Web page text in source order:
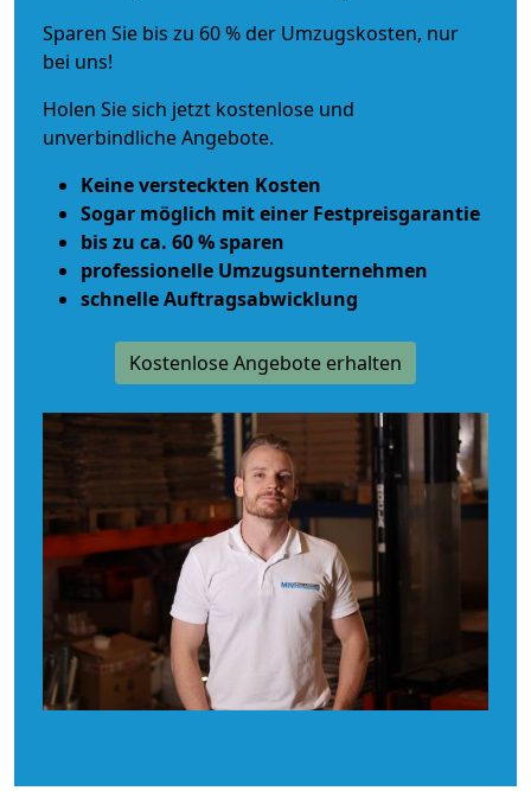
Sparen Sie bis zu 60 % der Umzugskosten, nur
bei uns!
Holen Sie sich jetzt kostenlose und
unverbindliche Angebote.
Keine versteckten Kosten
Sogar möglich mit einer Festpreisgarantie
bis zu ca. 60 % sparen
professionelle Umzugsunternehmen
schnelle Auftragsabwicklung
Kostenlose Angebote erhalten